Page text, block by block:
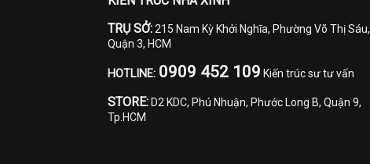
TRỤ SỞ:215 Nam Kỳ Khởi Nghĩa, Phường Võ Thị Sáu,
Quận 3, HCM
HOTLINE: 0909 452 109 Kiến trúc sư tư vấn
STORE: D2 KDC, Phú Nhuận, Phước Long B, Quận 9,
Tp.HCM